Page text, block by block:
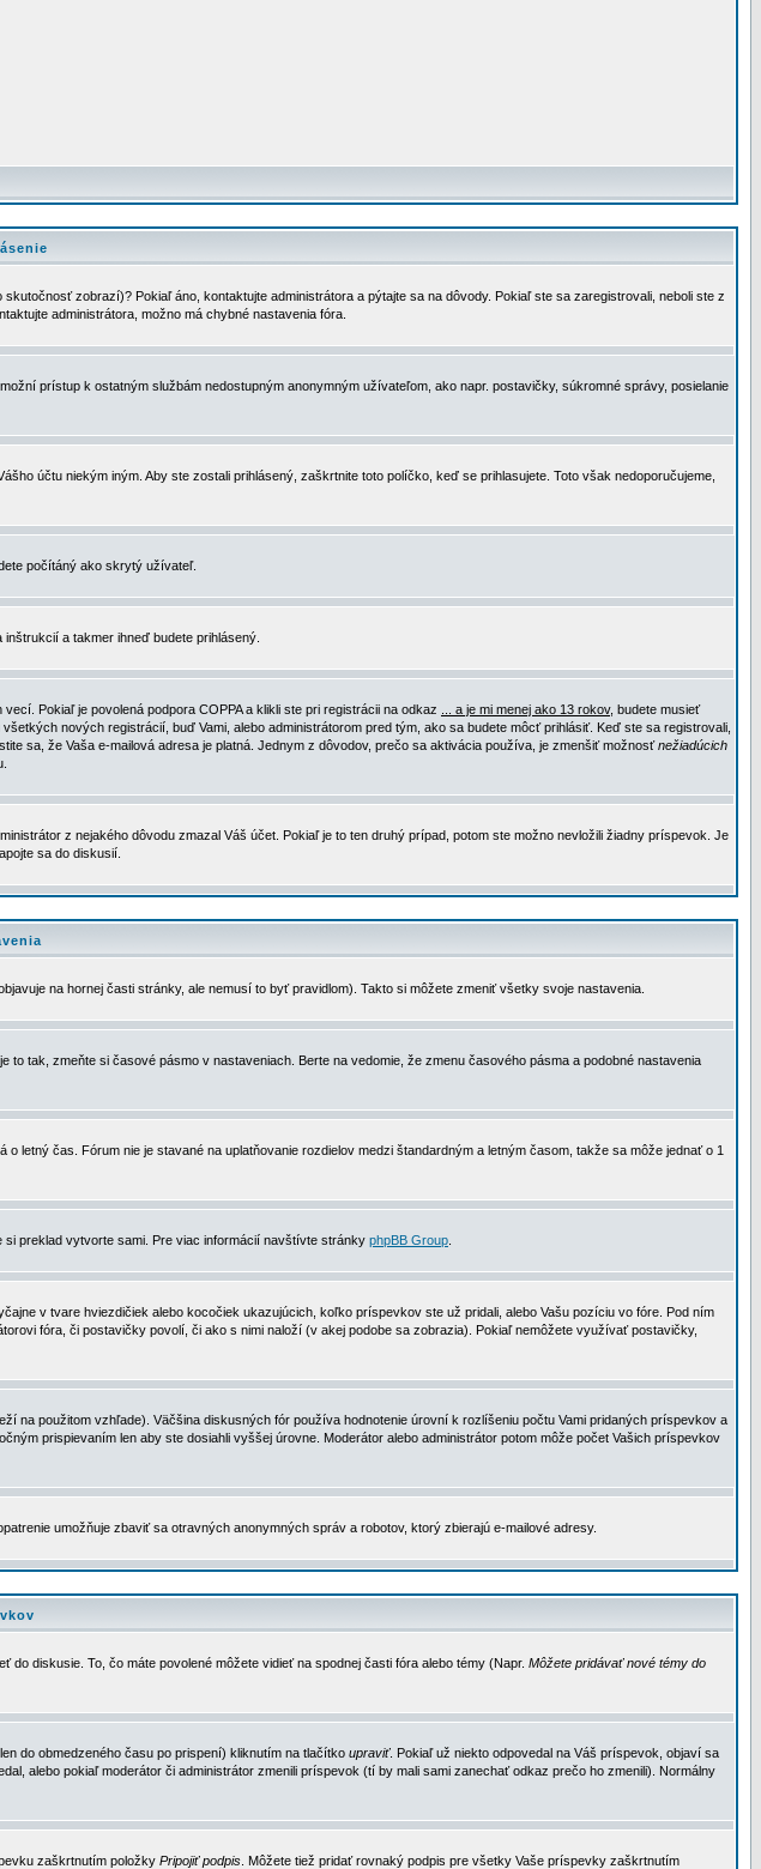
zobrazí)? Pokiaľ áno, kontaktujte administrátora a pýtajte sa na dôvody. Pokiaľ ste sa zaregistrovali, neboli ste z
administrátora, možno má chybné nastavenia fóra.
prístup k ostatným službám nedostupným anonymným užívateľom, ako napr. postavičky, súkromné správy, posielanie
účtu niekým iným. Aby ste zostali prihlásený, zaškrtnite toto políčko, keď se prihlasujete. Toto však nedoporučujeme,
počítáný ako skrytý užívateľ.
inštrukcií a takmer ihneď budete prihlásený.
Pokiaľ je povolená podpora COPPA a klikli ste pri registrácii na odkaz
... a je mi menej ako 13 rokov, budete musieť
nových registrácií, buď Vami, alebo administrátorom pred tým, ako sa budete môcť prihlásiť. Keď ste sa registrovali,
sa, že Vaša e-mailová adresa je platná. Jednym z dôvodov, prečo sa aktivácia používa, je zmenšiť možnosťnežiadúcich
z nejakého dôvodu zmazal Váš účet. Pokiaľ je to ten druhý prípad, potom ste možno nevložili žiadny príspevok. Je
sa do diskusií.
na hornej časti stránky, ale nemusí to byť pravidlom). Takto si môžete zmeniť všetky svoje nastavenia.
tak, zmeňte si časové pásmo v nastaveniach. Berte na vedomie, že zmenu časového pásma a podobné nastavenia
čas. Fórum nie je stavané na uplatňovanie rozdielov medzi štandardným a letným časom, takže sa môže jednať o 1
si preklad vytvorte sami. Pre viac informácií navštívte stránky phpBB Group
v tvare hviezdičiek alebo kocočiek ukazujúcich, koľko príspevkov ste už pridali, alebo Vašu pozíciu vo fóre. Pod ním
fóra, či postavičky povolí, či ako s nimi naloží (v akej podobe sa zobrazia). Pokiaľ nemôžete využívať postavičky,
na použitom vzhľade). Väčšina diskusných fór používa hodnotenie úrovní k rozlíšeniu počtu Vami pridaných príspevkov a
prispievaním len aby ste dosiahli vyššej úrovne. Moderátor alebo administrátor potom môže počet Vašich príspevkov
umožňuje zbaviť sa otravných anonymných správ a robotov, ktorý zbierajú e-mailové adresy.
diskusie. To, čo máte povolené môžete vidieť na spodnej časti fóra alebo témy (Napr. Môžete pridávať nové témy do
do obmedzeného času po prispení) kliknutím na tlačítko upraviť. Pokiaľ už niekto odpovedal na Váš príspevok, objaví sa
alebo pokiaľ moderátor či administrátor zmenili príspevok (tí by mali sami zanechať odkaz prečo ho zmenili). Normálny
zaškrtnutím položky Pripojiť podpis . Môžete tiež pridať rovnaký podpis pre všetky Vaše príspevky zaškrtnutím